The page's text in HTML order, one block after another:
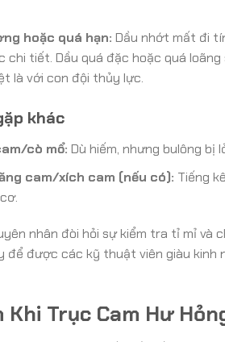
hoặc quá hạn: Dầu nhớt mất đi
tiết. Dầu quá đặc hoặc quá
là với con đội thủy lực.
khác
cò mổ: Dù hiếm, nhưng bulông bị
cam/xích cam (nếu có): Tiếng
nhân đòi hỏi sự kiểm tra tỉ mỉ và
để được các kỹ thuật viên giàu
Khi Trục Cam Hư